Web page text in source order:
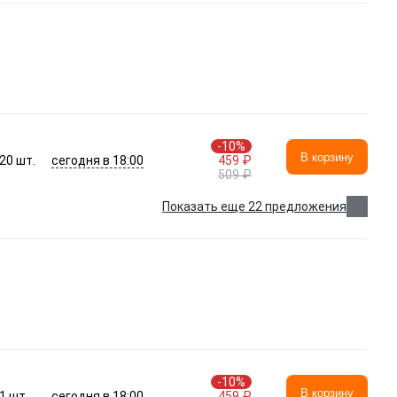
шт. сегодня в 18:00
-10%
459 ₽
509 ₽
В корзину
Показать еще 22 предложения
-10%
В корзину